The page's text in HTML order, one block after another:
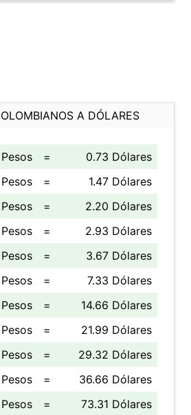
A DÓLARES
=
0.73 Dólares
=
1.47 Dólares
=
2.20 Dólares
=
2.93 Dólares
=
3.67 Dólares
=
7.33 Dólares
=
14.66 Dólares
=
21.99 Dólares
=
29.32 Dólares
=
36.66 Dólares
= 73.31 Dólares